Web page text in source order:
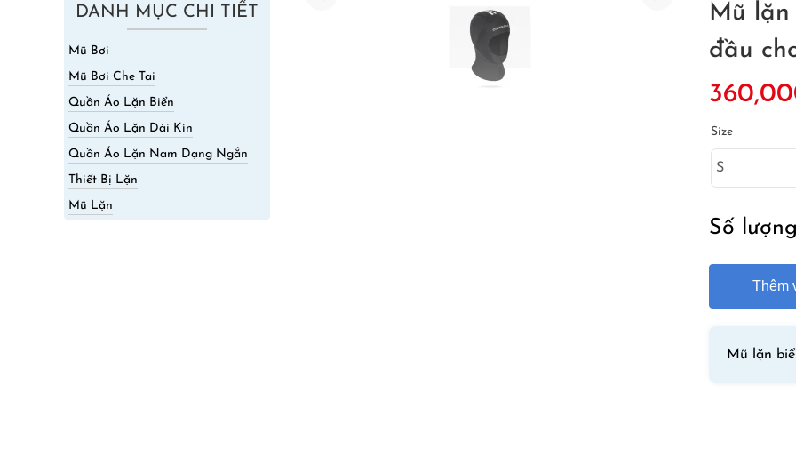
DANH MỤC CHI TIẾT
Mũ Bơi
Mũ Bơi Che Tai
Quần Áo Lặn Biển
Quần Áo Lặn Dài Kín
Quần Áo Lặn Nam Dạng Ngắn
Thiết Bị Lặn
Mũ Lặn
Mũ lặn
đầu
Size
Số lượng
Thêm
Mũ lặn